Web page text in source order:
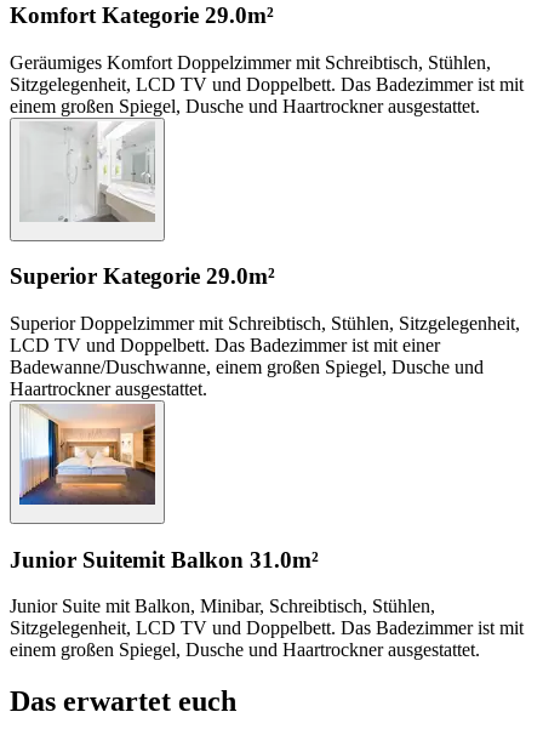
Komfort Kategorie 29.0m²
Geräumiges Komfort Doppelzimmer mit Schreibtisch, Stühlen,
Sitzgelegenheit, LCD TV und Doppelbett. Das Badezimmer ist mit
einem großen Spiegel, Dusche und Haartrockner ausgestattet.
Superior Kategorie 29.0m²
Superior Doppelzimmer mit Schreibtisch, Stühlen, Sitzgelegenheit,
LCD TV und Doppelbett. Das Badezimmer ist mit einer
Badewanne/Duschwanne, einem großen Spiegel, Dusche und
Haartrockner ausgestattet.
Junior Suitemit Balkon 31.0m²
Junior Suite mit Balkon, Minibar, Schreibtisch, Stühlen,
Sitzgelegenheit, LCD TV und Doppelbett. Das Badezimmer ist mit
einem großen Spiegel, Dusche und Haartrockner ausgestattet.
Das erwartet euch